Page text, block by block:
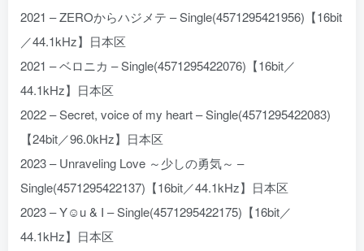
2021 – ZEROからハジメテ – Single(4571295421956)【16bit
／44.1kHz】日本区
2021 – ベロニカ – Single(4571295422076)【16bit／
44.1kHz】日本区
2022 – Secret, voice of my heart – Single(4571295422083)
【24bit／96.0kHz】日本区
2023 – Unraveling Love ～少しの勇気～ –
Single(4571295422137)【16bit／44.1kHz】日本区
2023 – Y☺u & I – Single(4571295422175)【16bit／
44.1kHz】日本区